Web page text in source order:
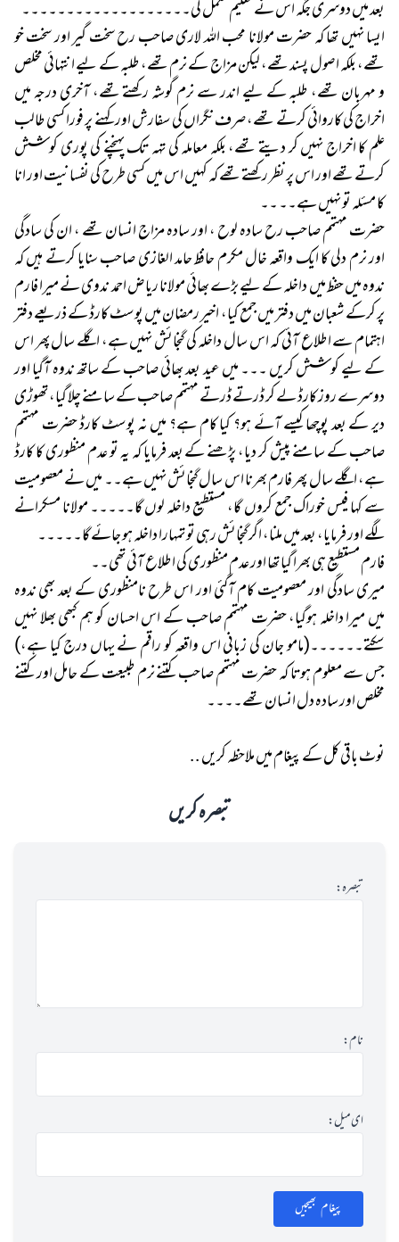
بعد میں دوسری جگہ اس نے تعلیم مکمل کی۔۔۔۔۔۔۔۔۔۔۔۔۔۔۔۔۔۔۔
ایسا نہیں تھا کہ حضرت مولانا محب اللہ لاری صاحب رح سخت گیر اور سخت خو
تھے، بلکہ اصول پسند تھے، لیکن مزاج کے نرم تھے، طلبہ کے لیے انتہائی مخلص
و مہربان تھے، طلبہ کے لیے اندر سے نرم گوشہ رکھتے تھے، آخری درجہ میں
اخراج کی کاروائی کرتے تھے، صرف نگراں کی سفارش اور کہنے پر فورا کسی طالب
علم کا اخراج نہیں کر دیتے تھے، بلکہ معاملہ کی تہہ تک پہنچنے کی پوری کوشش
کرتے تھے اور اس پر نظر رکھتے تھے کہ کہیں اس میں کسی طرح کی نفسانیت اور انا
کا مسئلہ تو نہیں ہے۔۔ ۔۔
حضرت مہتمم صاحب رح سادہ لوح ، اور سادہ مزاج انسان تھے ، ان کی سادگی
اور نرم دلی کا ایک واقعہ خال مکرم حافظ حامد الغازی صاحب سنایا کرتے ہیں کہ
ندوہ میں حفظ میں داخلہ کے لیے بڑے بھائی مولانا ریاض احمد ندوی نے میرا فارم
پر کرکے شعبان میں دفتر میں جمع کیا، اخیر رمضان میں پوسٹ کارڈ کے ذریعے دفتر
اہتمام سے اطلاع آئی کہ اس سال داخلہ کی گنجائش نہیں ہے، اگلے سال پھر اس
کے لیے کوشش کریں ۔۔۔ میں عید بعد بھائی صاحب کے ساتھ ندوہ آگیا اور
دوسرے روز کارڈ لے کر ڈرتے ڈرتے مہتمم صاحب کے سامنے چلا گیا، تھوڑی
دیر کے بعد پوچھا کیسے آئے ہو؟ کیا کام ہے؟ میں نہ پوسٹ کارڈ حضرت مہتمم
صاحب کے سامنے پیش کر دیا، پڑھنے کے بعد فرمایا کہ یہ تو عدم منظوری کا کارڈ
ہے، اگلے سال پھر فارم بھرنا اس سال گنجائش نہیں ہے۔۔ میں نے معصومیت
سے کہا فیس خوراک جمع کروں گا، مستطیع داخلہ لوں گا۔۔۔۔۔ مولانا مسکرانے
لگے اور فرمایا، بعد میں ملنا، اگر گنجائش رہی تو تمہارا داخلہ ہو جائے گا۔۔۔۔۔
فارم مستطیع ہی بھرا گیا تھا اور عدم منظوری کی اطلاع آئی تھی۔۔
میری سادگی اور معصومیت کام آگئی اور اس طرح نامنظوری کے بعد بھی ندوہ
میں میرا داخلہ ہوگیا، حضرت مہتمم صاحب کے اس احسان کو ہم کبھی بھلا نہیں
سکتے۔۔۔۔۔۔(مامو جان کی زبانی اس واقعہ کو راقم نے یہاں درج کیا ہے،)
جس سے معلوم ہوتا کہ حضرت مہتمم صاحب کتنے نرم طبیعت کے حامل اور کتنے
مخلص اور سادہ دل انسان تھے۔۔۔۔
نوٹ باقی کل کے پیغام میں ملاحظہ کریں ..
تبصرہ کریں
تبصرہ:
نام:
ای میل:
پیغام بھیجیں